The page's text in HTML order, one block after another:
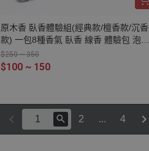
原木香 臥香體驗組(經典款/檀香款/沉香
款) 一包8種香氣 臥香 線香 體驗包 泡茶
閱讀 辦公 靜坐 淨化磁場 試聞組 試聞包
$250 ~ 350
$100 ~ 150
2 ... 4